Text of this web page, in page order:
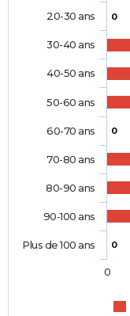
0
0
0
20-30 ans
30-40 ans
40-50 ans
50-60 ans
60-70 ans
70-80 ans
80-90 ans
90-100 ans
Plus de 100 ans
0